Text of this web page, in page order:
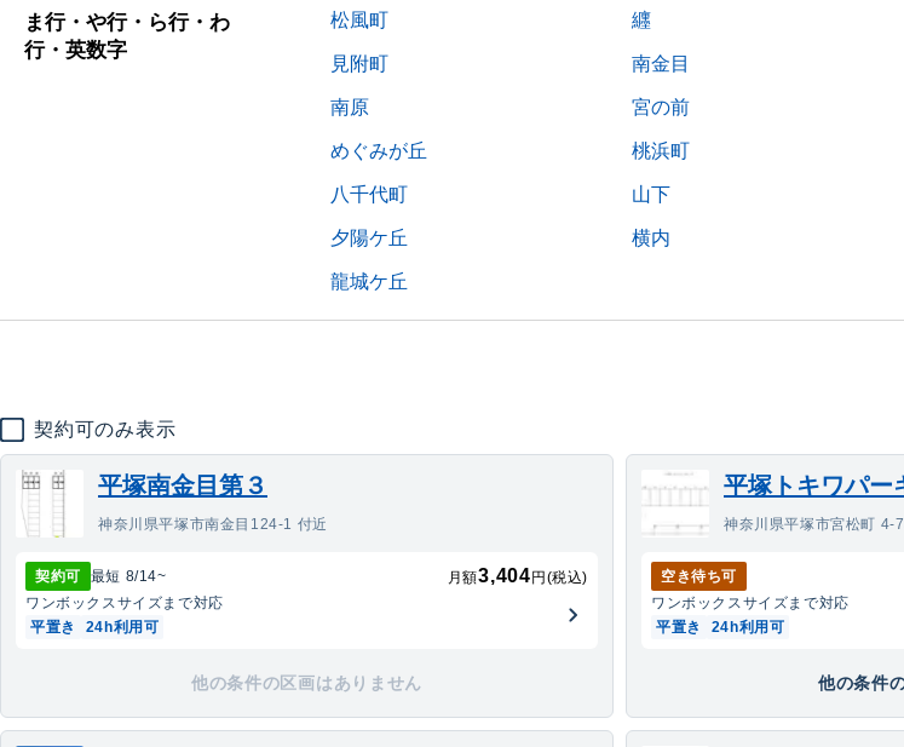
ま行・や行・ら行・わ
行・英数字
松風町 纒
見附町 南金目
南原 宮の前
めぐみが丘 桃浜町
八千代町 山下
夕陽ケ丘 横内
龍城ケ丘
契約可のみ表示
平塚南金目第３
神奈川県平塚市南金目124-1 付近
契約可 最短 8/14~ 月額3,404 円(税込)
ワンボックスサイズまで対応
平置き
24h利用可
他の条件の区画はありません
平塚トキワパー
神奈川県平塚市宮松町 4-
空き待ち可
ワンボックスサイズまで対応
平置き
24h利用可
他の条件